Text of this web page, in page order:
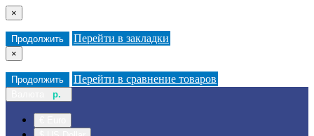
×
Продолжить Перейти в закладки
×
Продолжить Перейти в сравнение товаров
р.